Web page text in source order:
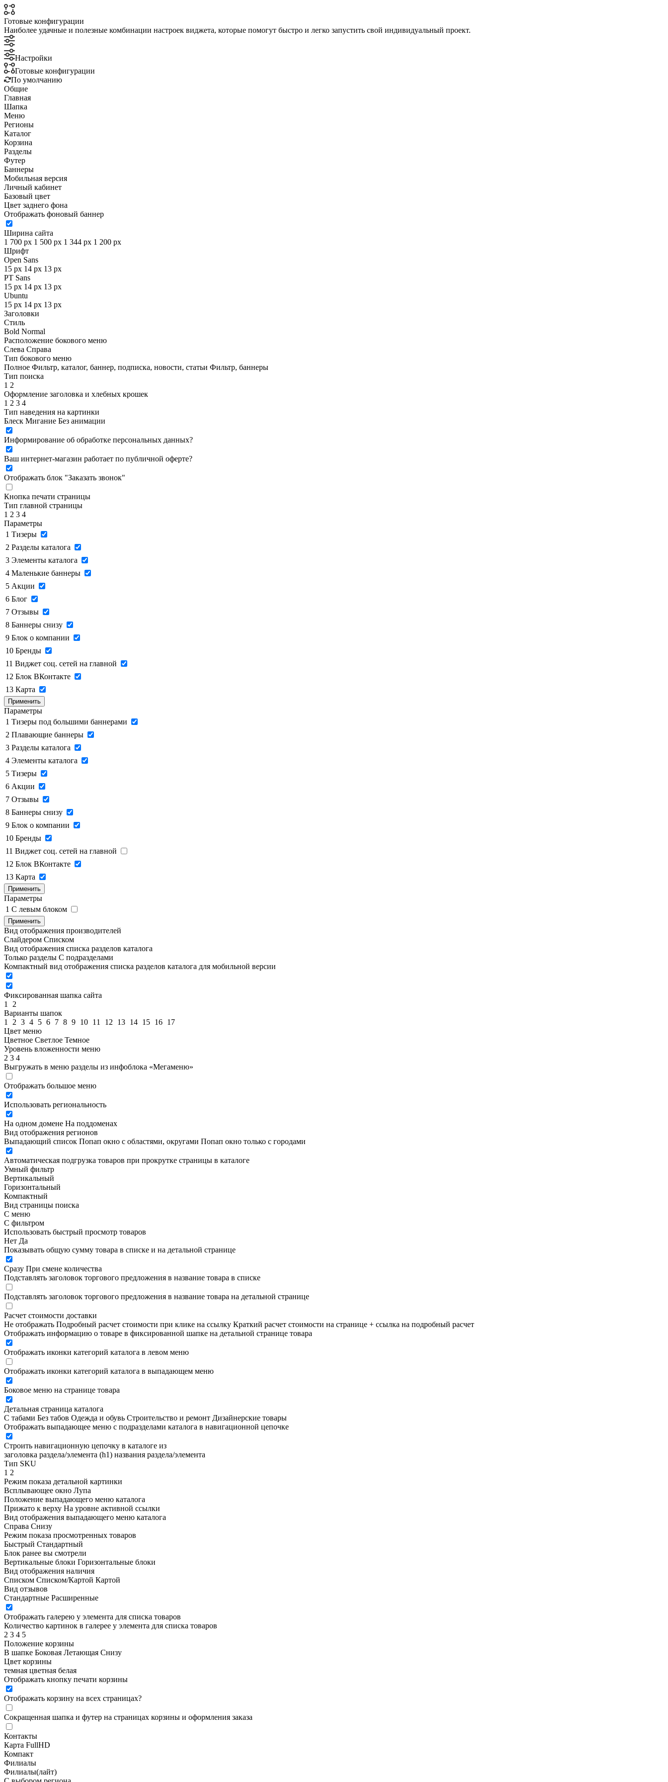
Готовые конфигурации
Наиболее удачные и полезные комбинации настроек виджета, которые помогут быстро и легко запустить свой индивидуальный проект.
Настройки
Готовые конфигурации
По умолчанию
Общие
Главная
Шапка
Меню
Регионы
Каталог
Корзина
Разделы
Футер
Баннеры
Мобильная версия
Личный кабинет
Базовый цвет
Цвет заднего фона
Отображать фоновый баннер
Ширина сайта
1 700 px 1 500 px 1 344 px 1 200 px
Шрифт
Open Sans
15 px 14 px 13 px
PT Sans
15 px 14 px 13 px
Ubuntu
15 px 14 px 13 px
Заголовки
Стиль
Bold Normal
Расположение бокового меню
Слева Справа
Тип бокового меню
Полное Фильтр, каталог, баннер, подписка, новости, статьи Фильтр, баннеры
Тип поиска
1 2
Оформление заголовка и хлебных крошек
1 2 3 4
Тип наведения на картинки
Блеск Мигание Без анимации
Информирование об обработке персональных данных?
Ваш интернет-магазин работает по публичной оферте?
Отображать блок "Заказать звонок"
Кнопка печати страницы
Тип главной страницы
1 2 3 4
Параметры
1 Тизеры
2 Разделы каталога
3 Элементы каталога
4 Маленькие баннеры
5 Акции
6 Блог
7 Отзывы
8 Баннеры снизу
9 Блок о компании
10 Бренды
11 Виджет соц. сетей на главной
12 Блок ВКонтакте
13 Карта
Применить
Параметры
1 Тизеры под большими баннерами
2 Плавающие баннеры
3 Разделы каталога
4 Элементы каталога
5 Тизеры
6 Акции
7 Отзывы
8 Баннеры снизу
9 Блок о компании
10 Бренды
11 Виджет соц. сетей на главной
12 Блок ВКонтакте
13 Карта
Применить
Параметры
1 C левым блоком
Применить
Вид отображения производителей
Слайдером Списком
Вид отображения списка разделов каталога
Только разделы С подразделами
Компактный вид отображения списка разделов каталога для мобильной версии
Фиксированная шапка сайта
1
2
Варианты шапок
1
2 3 4 5 6 7 8 9 10 11 12 13 14 15 16 17
Цвет меню
Цветное Светлое Темное
Уровень вложенности меню
2 3 4
Выгружать в меню разделы из инфоблока «Мегаменю»
Отображать большое меню
Использовать региональность
На одном домене На поддоменах
Вид отображения регионов
Выпадающий список Попап окно c областями, округами Попап окно только с городами
Автоматическая подгрузка товаров при прокрутке страницы в каталоге
Умный фильтр
Вертикальный
Горизонтальный
Компактный
Вид страницы поиска
С меню
С фильтром
Использовать быстрый просмотр товаров
Нет Да
Показывать общую сумму товара в списке и на детальной странице
Сразу При смене количества
Подставлять заголовок торгового предложения в название товара в списке
Подставлять заголовок торгового предложения в название товара на детальной странице
Расчет стоимости доставки
Не отображать Подробный расчет стоимости при клике на ссылку Краткий расчет стоимости на странице + ссылка на подробный расчет
Отображать информацию о товаре в фиксированной шапке на детальной странице товара
Отображать иконки категорий каталога в левом меню
Отображать иконки категорий каталога в выпадающем меню
Боковое меню на странице товара
Детальная страница каталога
С табами Без табов Одежда и обувь Строительство и ремонт Дизайнерские товары
Отображать выпадающее меню с подразделами каталога в навигационной цепочке
Строить навигационную цепочку в каталоге из
заголовка раздела/элемента (h1) названия раздела/элемента
Тип SKU
1 2
Режим показа детальной картинки
Всплывающее окно Лупа
Положение выпадающего меню каталога
Прижато к верху На уровне активной ссылки
Вид отображения выпадающего меню каталога
Справа Снизу
Режим показа просмотренных товаров
Быстрый Стандартный
Блок ранее вы смотрели
Вертикальные блоки Горизонтальные блоки
Вид отображения наличия
Списком Списком/Картой Картой
Вид отзывов
Стандартные Расширенные
Отображать галерею у элемента для списка товаров
Количество картинок в галерее у элемента для списка товаров
2 3 4 5
Положение корзины
В шапке Боковая Летающая Снизу
Цвет корзины
темная цветная белая
Отображать кнопку печати корзины
Отображать корзину на всех страницах?
Сокращенная шапка и футер на страницах корзины и оформления заказа
Контакты
Карта FullHD
Компакт
Филиалы
Филиалы(лайт)